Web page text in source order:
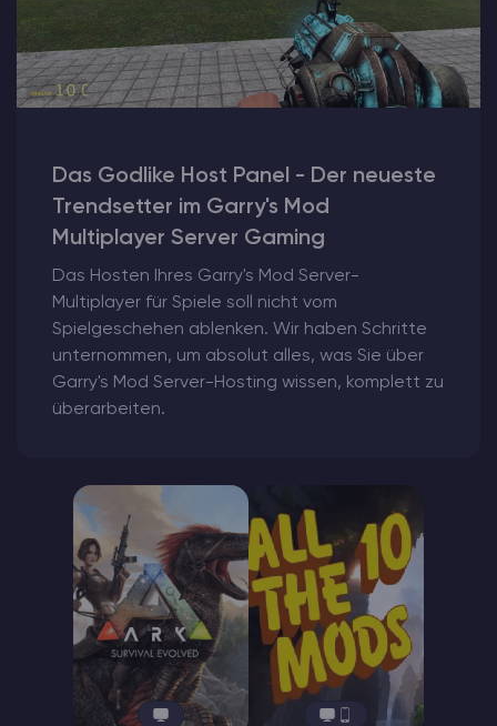
Das Godlike Host Panel - Der neueste
Trendsetter im Garry's Mod
Multiplayer Server Gaming
Das Hosten Ihres Garry's Mod Server-
Multiplayer für Spiele soll nicht vom
Spielgeschehen ablenken. Wir haben Schritte
unternommen, um absolut alles, was Sie über
Garry's Mod Server-Hosting wissen, komplett zu
überarbeiten.